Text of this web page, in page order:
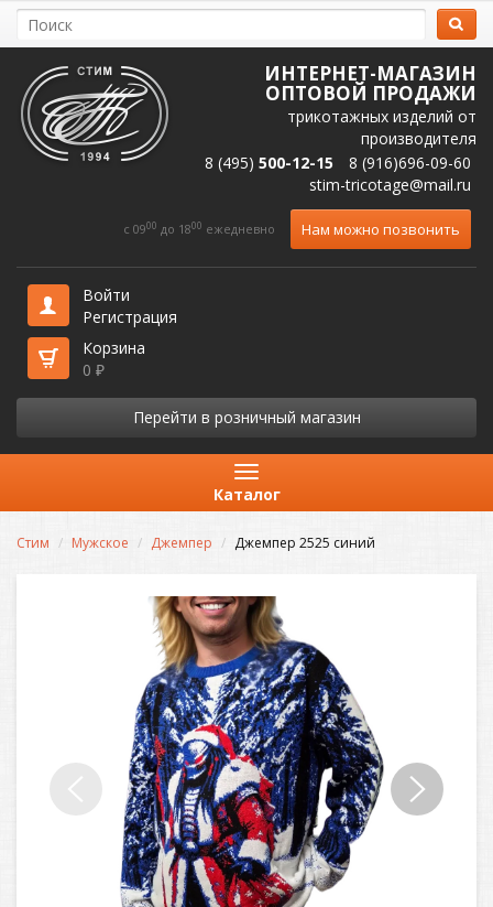
ИНТЕРНЕТ-МАГАЗИН
ОПТОВОЙ ПРОДАЖИ
трикотажных изделий от
производителя
8 (495) 500-12-15
8 (916)696-09-60
stim-tricotage@mail.ru
c 0900 до 1800 ежедневно Нам можно позвонить
Войти
Регистрация
Корзина
0 ₽
Перейти в розничный магазин
Каталог
Стим Мужское Джемпер Джемпер 2525 синий